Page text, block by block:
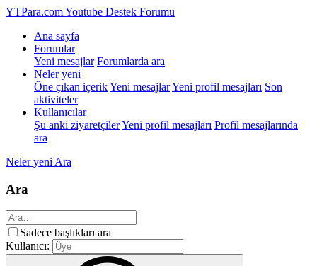
YTPara.comYoutube Destek Forumu
Ana sayfa
Forumlar
Yeni mesajlar Forumlarda ara
Neler yeni
Öne çıkan içerikYeni mesajlarYeni profil mesajları Son
aktiviteler
Kullanıcılar
Şu anki ziyaretçilerYeni profil mesajları Profil mesajlarında
ara
Neler yeni Ara
Ara
Sadece başlıkları ara
Kullanıcı: